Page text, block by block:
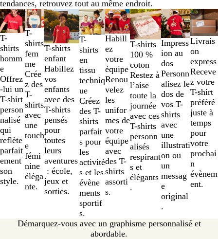
l
tendances, retrouvez tout au même endroit.
T-
shirts
homm
e
Offrez
-lui un
T-shirt
person
nalisé
qui
reflète
parfait
ement
son
style.
T-
shirts
fem
me
Crée
z des
T-
shirts
avec
une
touch
e
fémi
nine
éléga
nte.
T-shirts
enfant
Habillez
vos
enfants
avec des
T-shirts
pensés
pour
toutes
leurs
aventures
: école,
jeux et
sorties.
T-
shirts
en
tissu
techniq
ue
Créez
des T-
shirts
parfait
s pour
les
activité
s et les
évène
ments
sportif
s.
Habill
ez
votre
équipe
Renou
velez
les
unifor
mes de
votre
équipe
avec
des T-
shirts
assorti
s.
T-shirts
100 %
coton
Restez à
l’aise
toute la
journée
avec ces
T-shirts
personn
alisés
respirant
s et
élégants
.
Impress
ion au
dos
Personn
alisez le
dos de
vos T-
shirts
avec
une
illustrati
on ou
un
messag
e
original
.
Livrais
on
express
Receve
z votre
T-shirt
préféré
juste à
temps
pour
votre
prochai
n
évènem
ent.
Diapositives
1
à
2
sur
8
Démarquez-vous avec un graphisme personnalisé et
abordable.